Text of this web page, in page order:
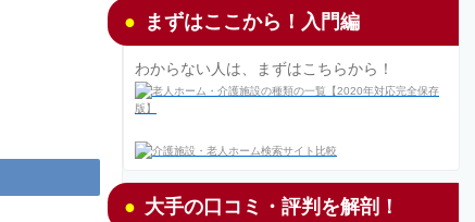
まずはここから！入門編
わからない人は、まずはこちらから！
大手の口コミ・評判を解剖！